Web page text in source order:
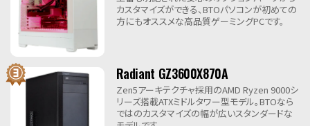
カスタマイズができる、BTOパソコンが初めての
方にもオススメな高品質ゲーミングPCです。
Radiant GZ3600X870A
Zen5アーキテクチャ採用のAMD Ryzen 9000シ
リーズ搭載ATXミドルタワー型モデル。BTOなら
ではのカスタマイズの幅が広いスタンダードな